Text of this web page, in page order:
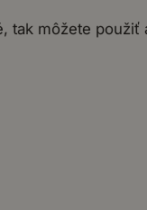
tak môžete